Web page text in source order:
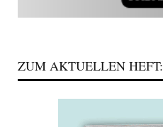
ZUM AKTUELLEN HEFT: